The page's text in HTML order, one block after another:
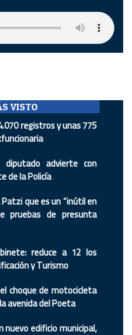
VISTO
registros y unas 775
advierte con
de la Policía
que es un “inútil en
pruebas de presunta
reduce a 12 los
y Turismo
choque de motocicleta
avenida del Poeta
nuevo edificio municipal,